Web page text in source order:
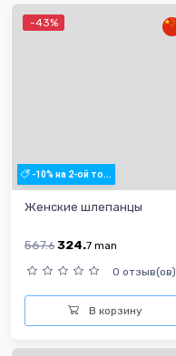
-43%
-10% на 2-ой то...
Женские шлепанцы
567.6 324.7 man
0 отзыв(ов)
В корзину